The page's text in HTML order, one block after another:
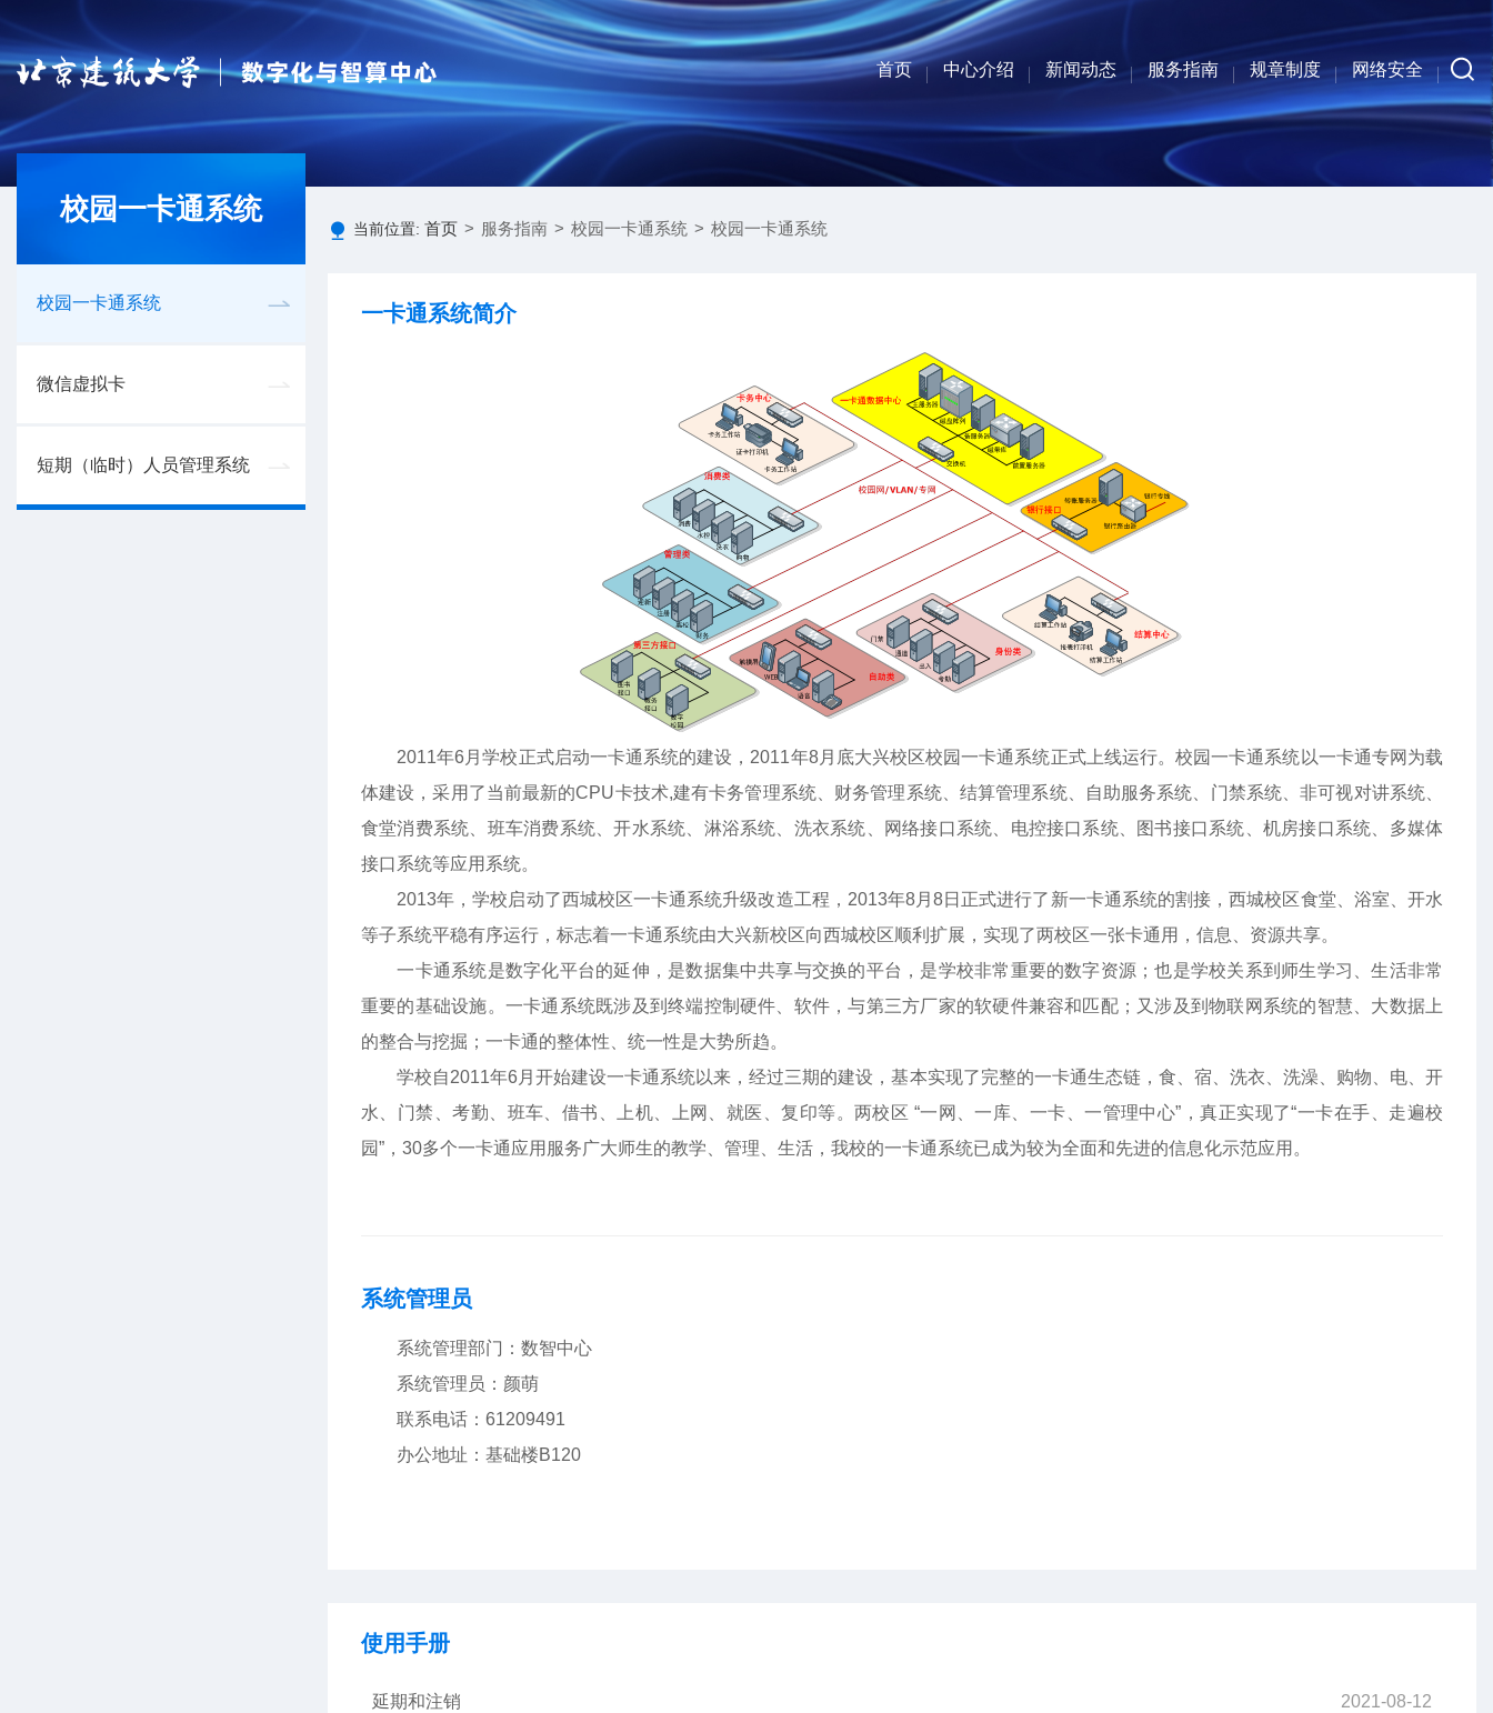
首页 中心介绍
中心简介
组织架构
业务分工
部门联系人
新闻动态
中心新闻
通知公告
行业资讯
服务指南
校级门户平台
校级流程和数据平台
人才培养与科学研究
管理服务系统
校级网络应用
校园一卡通系统
其他系统与服务
规章制度
法律法规
上级制度
校级制度
部门制度
网络安全
安全公告
安全服务
校园一卡通系统
校园一卡通系统
微信虚拟卡
短期（临时）人员管理系统
当前位置: 首页 > 服务指南 > 校园一卡通系统 > 校园一卡通系统
一卡通系统简介
2011年6月学校正式启动一卡通系统的建设，2011年8月底大兴校区校园一卡通系统正式上线运行。校园一卡通系统以一卡通专网为载
体建设，采用了当前最新的CPU卡技术,建有卡务管理系统、财务管理系统、结算管理系统、自助服务系统、门禁系统、非可视对讲系统、
食堂消费系统、班车消费系统、开水系统、淋浴系统、洗衣系统、网络接口系统、电控接口系统、图书接口系统、机房接口系统、多媒体
接口系统等应用系统。
2013年，学校启动了西城校区一卡通系统升级改造工程，2013年8月8日正式进行了新一卡通系统的割接，西城校区食堂、浴室、开水
等子系统平稳有序运行，标志着一卡通系统由大兴新校区向西城校区顺利扩展，实现了两校区一张卡通用，信息、资源共享。
一卡通系统是数字化平台的延伸，是数据集中共享与交换的平台，是学校非常重要的数字资源；也是学校关系到师生学习、生活非常
重要的基础设施。一卡通系统既涉及到终端控制硬件、软件，与第三方厂家的软硬件兼容和匹配；又涉及到物联网系统的智慧、大数据上
的整合与挖掘；一卡通的整体性、统一性是大势所趋。
学校自2011年6月开始建设一卡通系统以来，经过三期的建设，基本实现了完整的一卡通生态链，食、宿、洗衣、洗澡、购物、电、开
水、门禁、考勤、班车、借书、上机、上网、就医、复印等。两校区 “一网、一库、一卡、一管理中心”，真正实现了“一卡在手、走遍校
园”，30多个一卡通应用服务广大师生的教学、管理、生活，我校的一卡通系统已成为较为全面和先进的信息化示范应用。
系统管理员
系统管理部门：数智中心
系统管理员：颜萌
联系电话：61209491
办公地址：基础楼B120
使用手册
2021-08-12
延期和注销